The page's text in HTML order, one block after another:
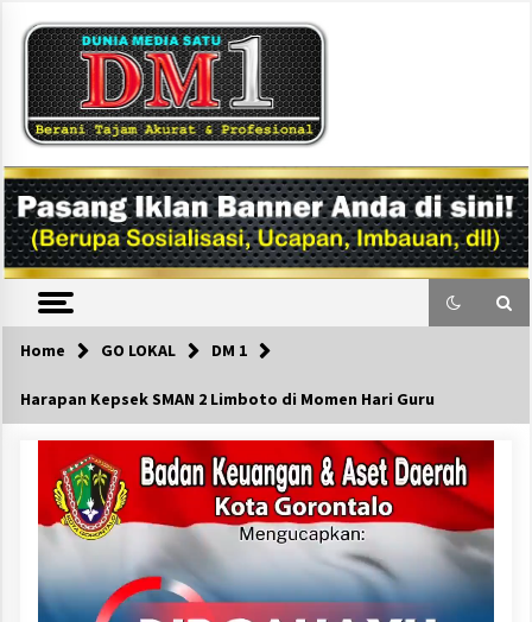
content
DM1
Home GO LOKAL DM 1
Harapan Kepsek SMAN 2 Limboto di Momen Hari Guru